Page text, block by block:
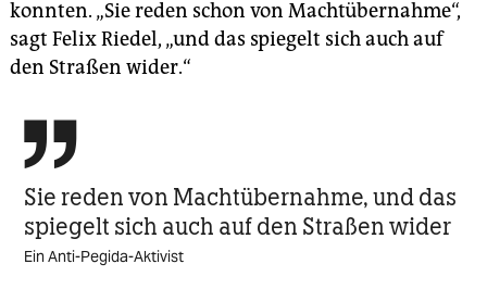
konnten. „Sie reden schon von Machtübernahme“,
sagt Felix Riedel, „und das spiegelt sich auch auf
den Straßen wider.“

Sie reden von Macht­übernahme, und das
spiegelt sich auch auf den Straßen wider
Ein Anti-Pegida-Aktivist